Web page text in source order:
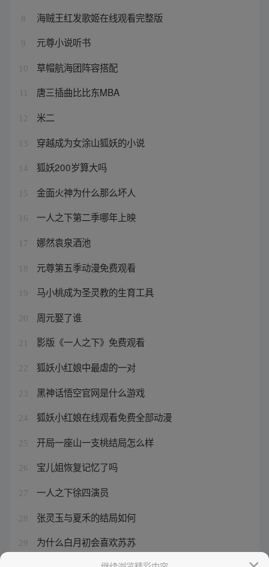
8 海贼王红发歌姬在线观看完整版
9 元尊小说听书
10 草帽航海团阵容搭配
唐三插曲比比东MBA
12 米二
13 穿越成为女涂山狐妖的小说
14 狐妖200岁算大吗
15 金面火神为什么那么坏人
16 一人之下第二季哪年上映
17 娜然袁泉酒池
18 元尊第五季动漫免费观看
19 马小桃成为圣灵教的生育工具
20 周元娶了谁
21 影版《一人之下》免费观看
22 狐妖小红娘中最虐的一对
23 黑神话悟空官网是什么游戏
24 狐妖小红娘在线观看免费全部动漫
25 开局一座山一支桃结局怎么样
26 宝儿姐恢复记忆了吗
27 一人之下徐四演员
28 张灵玉与夏禾的结局如何
29 为什么白月初会喜欢苏苏